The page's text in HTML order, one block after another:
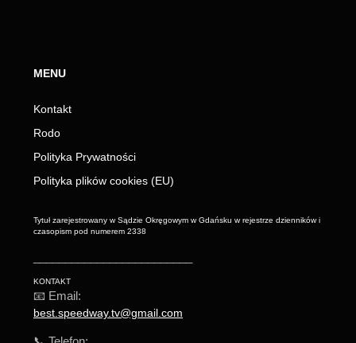
MENU
Kontakt
Rodo
Polityka Prywatności
Polityka plików cookies (EU)
Tytuł zarejestrowany w Sądzie Okręgowym w Gdańsku w rejestrze dzienników i
czasopism pod numerem 2338
KONTAKT
📧 Email:
best.speedway.tv@gmail.com